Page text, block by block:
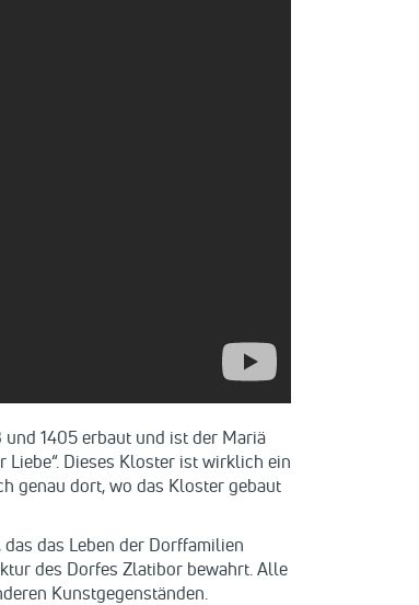
1405 erbaut und ist der Mariä
Liebe“. Dieses Kloster ist wirklich ein
genau dort, wo das Kloster gebaut
das Leben der Dorffamilien
des Dorfes Zlatibor bewahrt. Alle
Kunstgegenständen.